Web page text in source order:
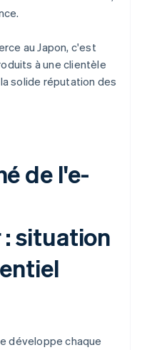
au Japon, c'est
à une clientèle
solide réputation des
de l'e-
situation
développe chaque